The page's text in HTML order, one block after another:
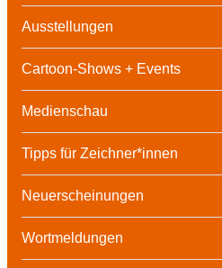
Ausstellungen
Cartoon-Shows + Events
Medienschau
Tipps für Zeichner*innen
Neuerscheinungen
Wortmeldungen